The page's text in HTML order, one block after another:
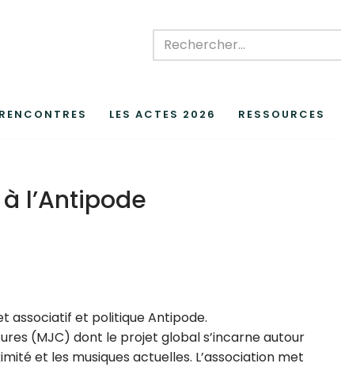
LES ACTES 2026 RESSOURCES
l’Antipode
associatif et politique Antipode.
(MJC) dont le projet global s’incarne autour
et les musiques actuelles. L’association met